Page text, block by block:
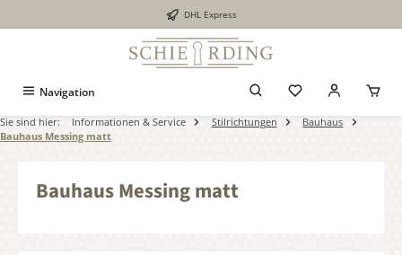
DHL Express
Navigation
Sie sind hier: Informationen & Service Stilrichtungen
Bauhaus
Bauhaus Messing matt
Bauhaus Messing matt